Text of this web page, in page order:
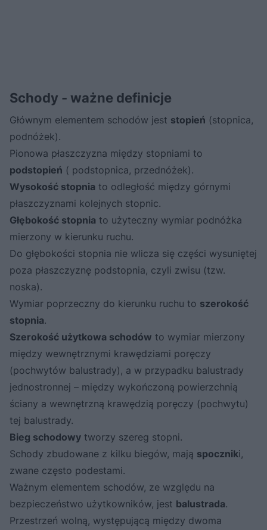
Schody - ważne definicje
Głównym elementem schodów jest stopień (stopnica,
podnóżek).
Pionowa płaszczyzna między stopniami to
podstopień ( podstopnica, przednóżek).
Wysokość stopnia to odległość między górnymi
płaszczyznami kolejnych stopnic.
Głębokość stopnia to użyteczny wymiar podnóżka
mierzony w kierunku ruchu.
Do głębokości stopnia nie wlicza się części wysuniętej
poza płaszczyznę podstopnia, czyli zwisu (tzw.
noska).
Wymiar poprzeczny do kierunku ruchu to szerokość
stopnia.
Szerokość użytkowa schodów to wymiar mierzony
między wewnętrznymi krawędziami poręczy
(pochwytów balustrady), a w przypadku balustrady
jednostronnej – między wykończoną powierzchnią
ściany a wewnętrzną krawędzią poręczy (pochwytu)
tej balustrady.
Bieg schodowy tworzy szereg stopni.
Schody zbudowane z kilku biegów, mają spoczniki,
zwane często podestami.
Ważnym elementem schodów, ze względu na
bezpieczeństwo użytkowników, jest balustrada.
Przestrzeń wolną, występującą między dwoma